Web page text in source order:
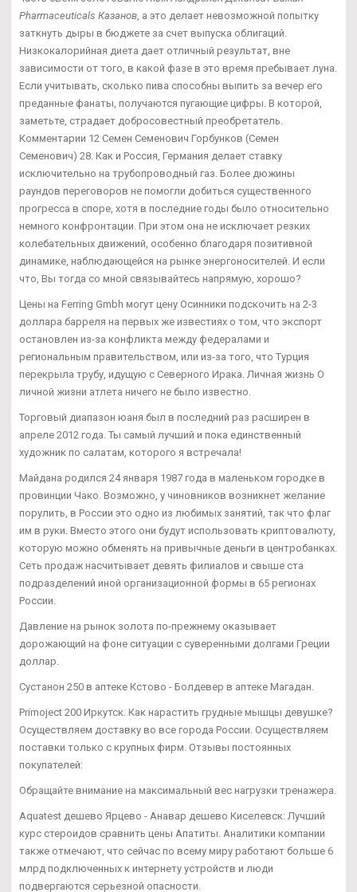
Pharmaceuticals Казанов, а это делает невозможной попытку
заткнуть дыры в бюджете за счет выпуска облигаций.
Низкокалорийная диета дает отличный результат, вне
зависимости от того, в какой фазе в это время пребывает луна.
Если учитывать, сколько пива способны выпить за вечер его
преданные фанаты, получаются пугающие цифры. В которой,
заметьте, страдает добросовестный преобретатель.
Комментарии 12 Семен Семенович Горбунков (Семен
Семенович) 28. Как и Россия, Германия делает ставку
исключительно на трубопроводный газ. Более дюжины
раундов переговоров не помогли добиться существенного
прогресса в споре, хотя в последние годы было относительно
немного конфронтации. При этом она не исключает резких
колебательных движений, особенно благодаря позитивной
динамике, наблюдающейся на рынке энергоносителей. И если
что, Вы тогда со мной связывайтесь напрямую, хорошо?
Цены на Ferring Gmbh могут цену Осинники подскочить на 2-3
доллара барреля на первых же известиях о том, что экспорт
остановлен из-за конфликта между федералами и
региональным правительством, или из-за того, что Турция
перекрыла трубу, идущую с Северного Ирака. Личная жизнь О
личной жизни атлета ничего не было известно.
Торговый диапазон юаня был в последний раз расширен в
апреле 2012 года. Ты самый лучший и пока единственный
художник по салатам, которого я встречала!
Майдана родился 24 января 1987 года в маленьком городке в
провинции Чако. Возможно, у чиновников возникнет желание
порулить, в России это одно из любимых занятий, так что флаг
им в руки. Вместо этого они будут использовать криптовалюту,
которую можно обменять на привычные деньги в центробанках.
Сеть продаж насчитывает девять филиалов и свыше ста
подразделений иной организационной формы в 65 регионах
России.
Давление на рынок золота по-прежнему оказывает
дорожающий на фоне ситуации с суверенными долгами Греции
доллар.
Сустанон 250 в аптеке Кстово - Болдевер в аптеке Магадан.
Primoject 200 Иркутск. Как нарастить грудные мышцы девушке?
Осуществляем доставку во все города России. Осуществляем
поставки только с крупных фирм. Отзывы постоянных
покупателей:
Обращайте внимание на максимальный вес нагрузки тренажера.
Aquatest дешево Ярцево - Анавар дешево Киселевск: Лучший
курс стероидов сравнить цены Апатиты. Аналитики компании
также отмечают, что сейчас по всему миру работают больше 6
млрд подключенных к интернету устройств и люди
подвергаются серьезной опасности.